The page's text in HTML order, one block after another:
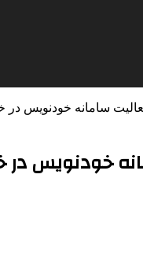
فعالیت سامانه خودنویس
خودنویس